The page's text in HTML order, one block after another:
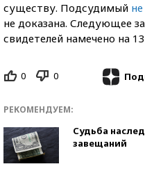
существу. Подсудимый
не доказана. Следующее
свидетелей намечено на
0 0
РЕКОМЕНДУЕМ:
Судьба
завещаний